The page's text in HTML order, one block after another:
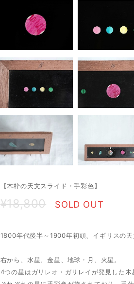
【木枠の天文スライド・手彩色】
¥18,800 SOLD OUT
1800年代後半～1900年初頭、イギリスの天
右から、水星、金星、地球・月、火星。
4つの星はガリレオ・ガリレイが発見した木